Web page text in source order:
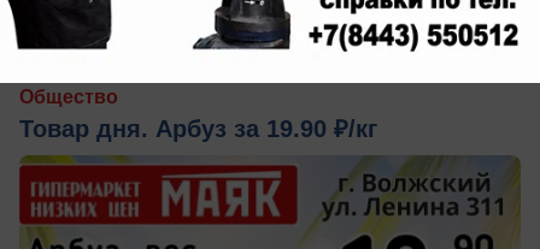
сегодня в 09:30 0
Общество
Товар дня. Арбуз за 19.90 ₽/кг